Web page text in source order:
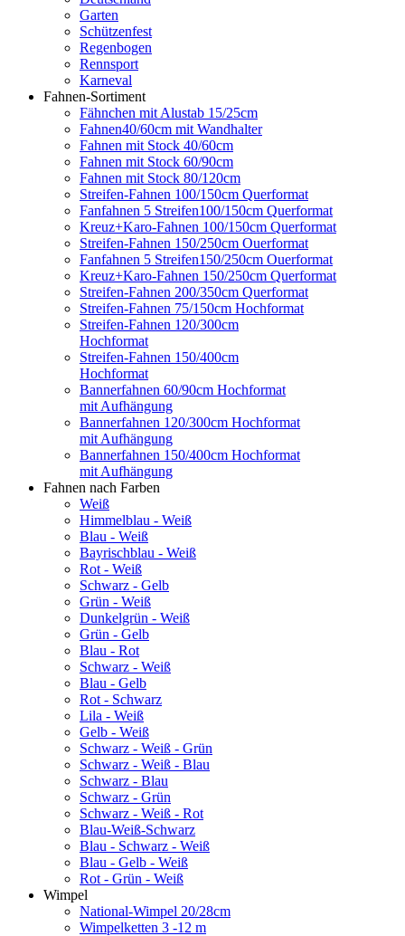
Garten
Schützenfest
Regenbogen
Rennsport
Karneval
Fahnen-Sortiment
Fähnchen mit Alustab 15/25cm
Fahnen40/60cm mit Wandhalter
Fahnen mit Stock 40/60cm
Fahnen mit Stock 60/90cm
Fahnen mit Stock 80/120cm
Streifen-Fahnen 100/150cm Querformat
Fanfahnen 5 Streifen100/150cm Querformat
Kreuz+Karo-Fahnen 100/150cm Querformat
Streifen-Fahnen 150/250cm Ouerformat
Fanfahnen 5 Streifen150/250cm Ouerformat
Kreuz+Karo-Fahnen 150/250cm Querformat
Streifen-Fahnen 200/350cm Querformat
Streifen-Fahnen 75/150cm Hochformat
Streifen-Fahnen 120/300cm
Hochformat
Streifen-Fahnen 150/400cm
Hochformat
Bannerfahnen 60/90cm Hochformat
mit Aufhängung
Bannerfahnen 120/300cm Hochformat
mit Aufhängung
Bannerfahnen 150/400cm Hochformat
mit Aufhängung
Fahnen nach Farben
Weiß
Himmelblau - Weiß
Blau - Weiß
Bayrischblau - Weiß
Rot - Weiß
Schwarz - Gelb
Grün - Weiß
Dunkelgrün - Weiß
Grün - Gelb
Blau - Rot
Schwarz - Weiß
Blau - Gelb
Rot - Schwarz
Lila - Weiß
Gelb - Weiß
Schwarz - Weiß - Grün
Schwarz - Weiß - Blau
Schwarz - Blau
Schwarz - Grün
Schwarz - Weiß - Rot
Blau-Weiß-Schwarz
Blau - Schwarz - Weiß
Blau - Gelb - Weiß
Rot - Grün - Weiß
Wimpel
National-Wimpel 20/28cm
Wimpelketten 3 -12 m